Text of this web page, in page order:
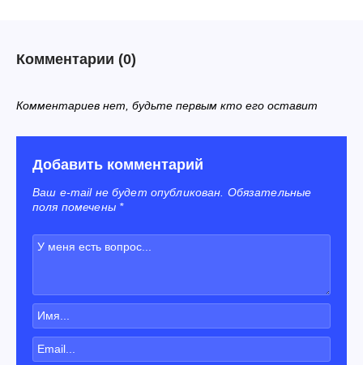
Комментарии (0)
Комментариев нет, будьте первым кто его оставит
Добавить комментарий
Ваш e-mail не будет опубликован. Обязательные
поля помечены *